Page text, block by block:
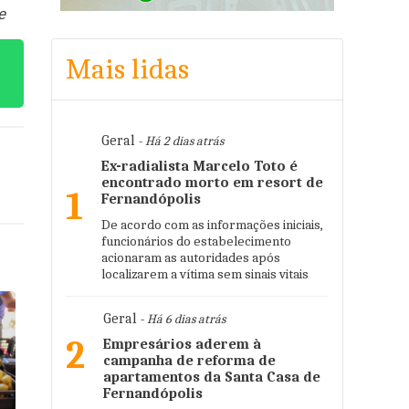
Mais lidas
1
Geral - Há 2 dias atrás
Ex-radialista Marcelo Toto é
encontrado morto em resort de
Fernandópolis
De acordo com as informações iniciais,
funcionários do estabelecimento
acionaram as autoridades após
localizarem a vítima sem sinais vitais
2
Geral - Há 6 dias atrás
Empresários aderem à
campanha de reforma de
apartamentos da Santa Casa de
Fernandópolis